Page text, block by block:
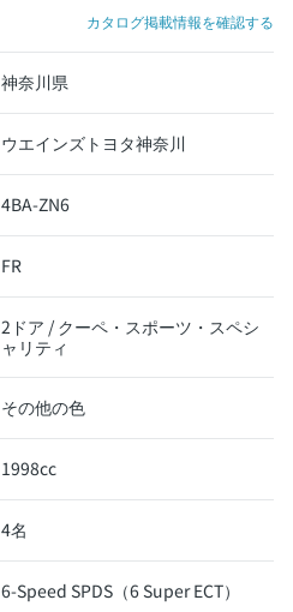
カタログ掲載情報を確認する
神奈川県
ウエインズトヨタ神奈川
4BA-ZN6
FR
2ドア / クーペ・スポーツ・スペシ
ャリティ
その他の色
1998cc
4名
6-Speed SPDS（6 Super ECT）